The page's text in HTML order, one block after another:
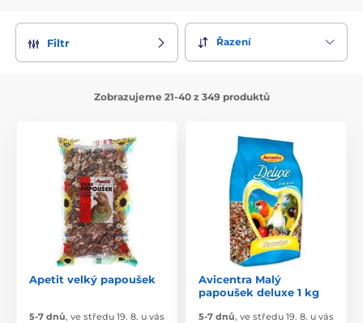
Filtr Řazení
Zobrazujeme 21-40 z 349 produktů
Apetit velký papoušek
5-7 dnů, ve středu 19. 8. u vás
Avicentra Malý
papoušek deluxe 1 kg
5-7 dnů, ve středu 19. 8. u vás